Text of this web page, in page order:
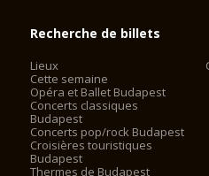
Recherche de billets
Lieux
Cette semaine
Opéra et Ballet Budapest
Concerts classiques
Budapest
Concerts pop/rock Budapest
Croisières touristiques
Budapest
Thermes de Budapest